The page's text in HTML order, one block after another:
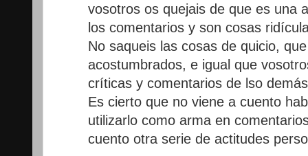
vosotros os quejais de que es una
los comentarios y son cosas
No saqueis las cosas de quicio,
acostumbrados, e igual que
críticas y comentarios de lso
Es cierto que no viene a cuento
utilizarlo como arma en
cuento otra serie de actitudes